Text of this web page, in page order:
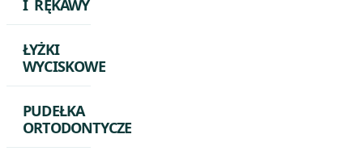
I RĘKAWY
ŁYŻKI
WYCISKOWE
PUDEŁKA
ORTODONTYCZE